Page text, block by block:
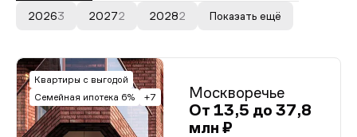
20263 20272 20282 Показать ещё
Квартиры с выгодой
Семейная ипотека 6%
+7
Москворечье
От 13,5 до 37,8
млн ₽